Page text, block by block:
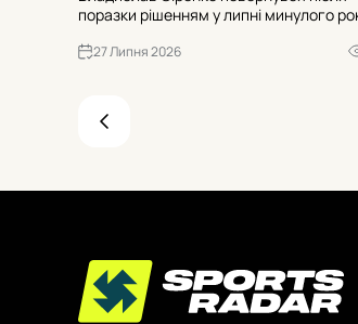
поразки рішенням у липні минулого
Валліна у важкий нокаут під завісу 10-
27 Липня 2026